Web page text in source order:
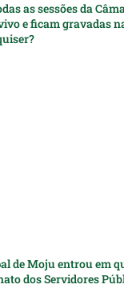
as sessões da
e ficam gravadas
de Moju entrou em
dos Servidores